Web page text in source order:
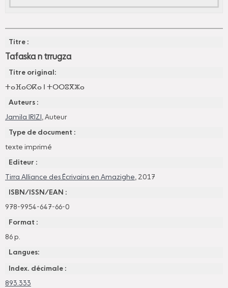
Titre :
Tafaska n trrugza
Titre original:
ⵜⴰⴼⴰⵙⴽⴰ ⵏ ⵜⵔⵔⵓⴳⵣⴰ
Auteurs :
Jamila IRIZI , Auteur
Type de document :
texte imprimé
Editeur :
Tirra Alliance des Écrivains en Amazighe, 2017
ISBN/ISSN/EAN :
978-9954-647-66-0
Format :
86 p.
Langues:
Index. décimale :
893.333